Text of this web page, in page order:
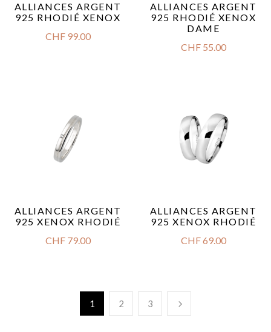
ALLIANCES ARGENT
925 RHODIÉ XENOX
CHF99.00
ALLIANCES ARGENT
925 RHODIÉ XENOX
DAME
CHF55.00
ALLIANCES ARGENT
925 XENOX RHODIÉ
CHF79.00
ALLIANCES ARGENT
925 XENOX RHODIÉ
CHF69.00
1 2 3